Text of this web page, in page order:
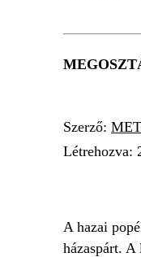
Szerző:
Létrehozva:
A hazai
házaspárt.